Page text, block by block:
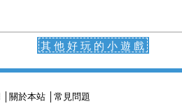
其他好玩的小遊戲
關於本站 常見問題